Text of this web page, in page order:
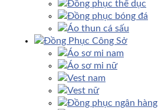
Đồng phục thể dục
Đồng phục bóng đá
Áo thun cá sấu
Đồng Phục Công Sở
Áo sơ mi nam
Áo sơ mi nữ
Vest nam
Vest nữ
Đồng phục ngân hàng